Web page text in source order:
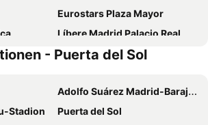
Eurostars Plaza Mayor
Líbere Madrid Palacio Real
Vía
Hotel Moderno
Ventas
Pestana CR7 Gran Vía Madrid
Intercontinental Hotels Madrid By Ihg
- Puerta del Sol
Adolfo Suárez Madrid-Barajas Flughafen
Stadion
Puerta del Sol